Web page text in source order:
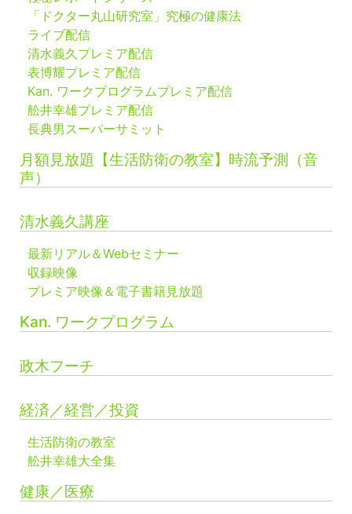
「ドクター丸山研究室」究極の健康法
ライブ配信
清水義久プレミア配信
表博耀プレミア配信
Kan. ワークプログラムプレミア配信
舩井幸雄プレミア配信
長典男スーパーサミット
月額見放題【生活防衛の教室】時流予測（音
声）
清水義久講座
最新リアル＆Webセミナー
収録映像
プレミア映像＆電子書籍見放題
Kan. ワークプログラム
政木フーチ
経済／経営／投資
生活防衛の教室
舩井幸雄大全集
健康／医療